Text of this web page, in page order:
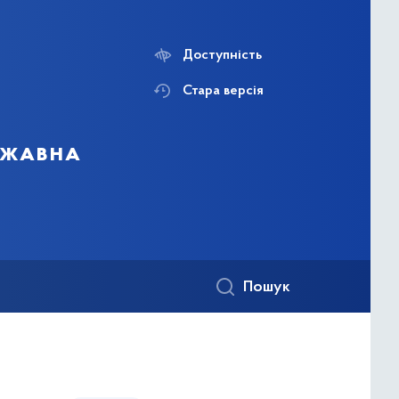
Доступність
Стара версія
Пошук